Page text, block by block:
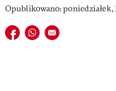
MAGAZYN VIVA!
Opublikowano: poniedziałek,
Udostępnij na facebook
Udostępnij na whatsapp
E-mail do